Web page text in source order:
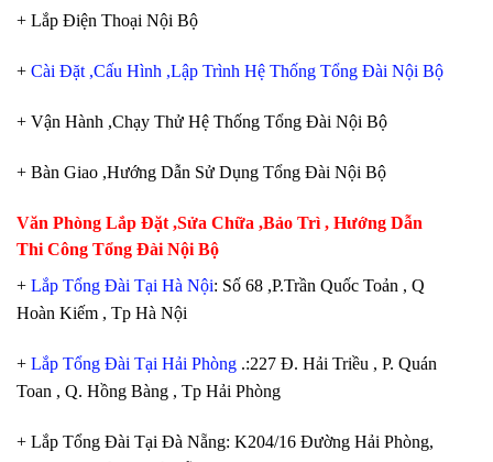
+ Lắp Điện Thoại Nội Bộ
+ Cài Đặt ,Cấu Hình ,Lập Trình Hệ Thống Tổng Đài Nội Bộ
+ Vận Hành ,Chạy Thử Hệ Thống Tổng Đài Nội Bộ
+ Bàn Giao ,Hướng Dẫn Sử Dụng Tổng Đài Nội Bộ
Văn Phòng Lắp Đặt ,Sửa Chữa ,Bảo Trì , Hướng Dẫn
Thi Công Tổng Đài Nội Bộ
+ Lắp Tổng Đài Tại Hà Nội: Số 68 ,P.Trần Quốc Toản , Q
Hoàn Kiếm , Tp Hà Nội
+ Lắp Tổng Đài Tại Hải Phòng .:227 Đ. Hải Triều , P. Quán
Toan , Q. Hồng Bàng , Tp Hải Phòng
+ Lắp Tổng Đài Tại Đà Nẵng: K204/16 Đường Hải Phòng,